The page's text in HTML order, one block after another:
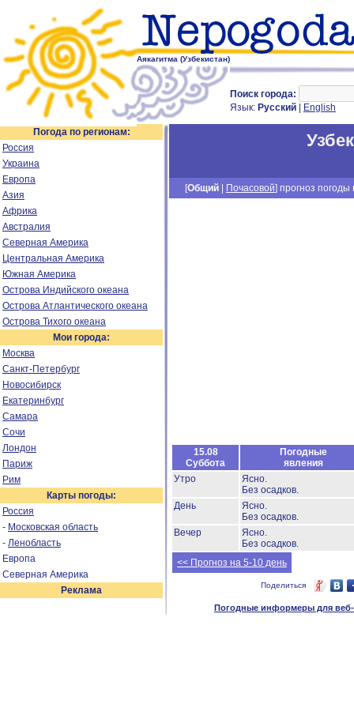
Аякагитма (Узбекистан)
Поиск города:
Язык: Русский English
Погода по регионам:
Россия
Украина
Европа
Азия
Африка
Австралия
Северная Америка
Центральная Америка
Южная Америка
Острова Индийского океана
Острова Атлантического океана
Острова Тихого океана
Мои города:
Москва
Санкт-Петербург
Новосибирск
Екатеринбург
Самара
Сочи
Лондон
Париж
Рим
Карты погоды:
Россия
- Московская область
- Ленобласть
Европа
Северная Америка
Реклама
[Общий Почасовой] прогноз погоды
15.08
Суббота
Погодные
явления
Утро
Ясно.
Без осадков.
День
Ясно.
Без осадков.
Вечер
Ясно.
Без осадков.
<< Прогноз на 5-10 день
Поделиться
Погодные информеры для веб-